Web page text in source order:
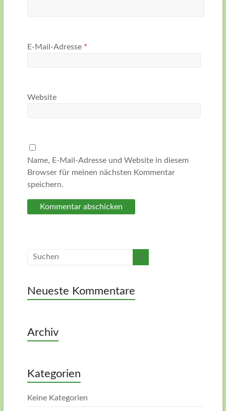
E-Mail-Adresse *
Website
Name, E-Mail-Adresse und Website in diesem
Browser für meinen nächsten Kommentar
speichern.
Neueste Kommentare
Archiv
Kategorien
Keine Kategorien